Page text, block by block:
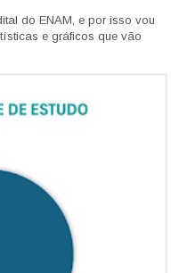
do ENAM, e por isso vou
e gráficos que vão